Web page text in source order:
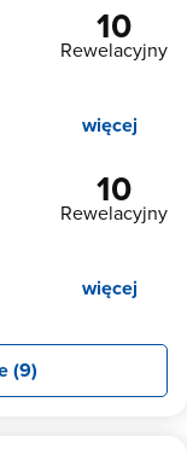
10
Rewelacyjny
więcej
10
Rewelacyjny
więcej
(9)